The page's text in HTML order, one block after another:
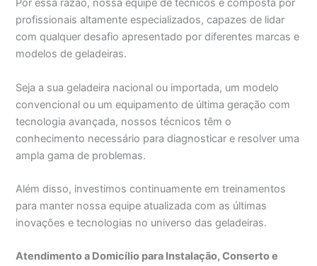
Por essa razão, nossa equipe de técnicos é composta por
profissionais altamente especializados, capazes de lidar
com qualquer desafio apresentado por diferentes marcas e
modelos de geladeiras.
Seja a sua geladeira nacional ou importada, um modelo
convencional ou um equipamento de última geração com
tecnologia avançada, nossos técnicos têm o
conhecimento necessário para diagnosticar e resolver uma
ampla gama de problemas.
Além disso, investimos continuamente em treinamentos
para manter nossa equipe atualizada com as últimas
inovações e tecnologias no universo das geladeiras.
Atendimento a Domicílio para Instalação, Conserto e